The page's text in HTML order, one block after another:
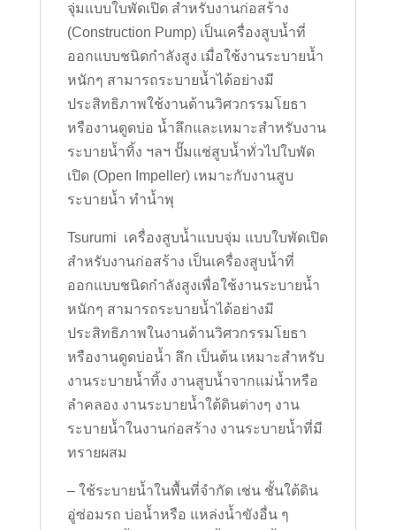
จุ่มแบบใบพัดเปิด สำหรับงานก่อสร้าง
(Construction Pump) เป็นเครื่องสูบน้ำที่
ออกแบบชนิดกำลังสูง เมื่อใช้งานระบายน้ำ
หนักๆ สามารถระบายน้ำได้อย่างมี
ประสิทธิภาพใช้งานด้านวิศวกรรมโยธา
หรืองานดูดบ่อ น้ำลึกและเหมาะสำหรับงาน
ระบายน้ำทิ้ง ฯลฯ ปั๊มแช่สูบน้ำทั่วไปใบพัด
เปิด (Open Impeller) เหมาะกับงานสูบ
ระบายน้ำ ทำน้ำพุ
Tsurumi เครื่องสูบน้ำแบบจุ่ม แบบใบพัดเปิด
สำหรับงานก่อสร้าง เป็นเครื่องสูบน้ำที่
ออกแบบชนิดกำลังสูงเพื่อใช้งานระบายน้ำ
หนักๆ สามารถระบายน้ำได้อย่างมี
ประสิทธิภาพในงานด้านวิศวกรรมโยธา
หรืองานดูดบ่อน้ำ ลึก เป็นต้น เหมาะสำหรับ
งานระบายน้ำทิ้ง งานสูบน้ำจากแม่น้ำหรือ
ลำคลอง งานระบายน้ำใต้ดินต่างๆ งาน
ระบายน้ำในงานก่อสร้าง งานระบายน้ำที่มี
ทรายผสม
– ใช้ระบายน้ำในพื้นที่จำกัด เช่น ชั้นใต้ดิน
อู่ซ่อมรถ บ่อน้ำหรือ แหล่งน้ำขังอื่น ๆ